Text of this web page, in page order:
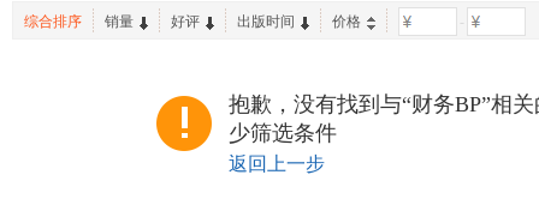
综合排序 销量 好评 出版时间 价格 -
抱歉，没有找到与“财务BP”相
少筛选条件
返回上一步